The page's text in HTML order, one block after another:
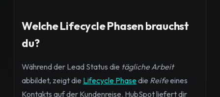
Welche Lifecycle Phasen brauchst
du?
Während der Lead Status die tägliche Arbeit
abbildet, zeigt die Lifecycle Phase die Reifeeines
Kontakts auf der Kundenreise. HubSpot liefert dir